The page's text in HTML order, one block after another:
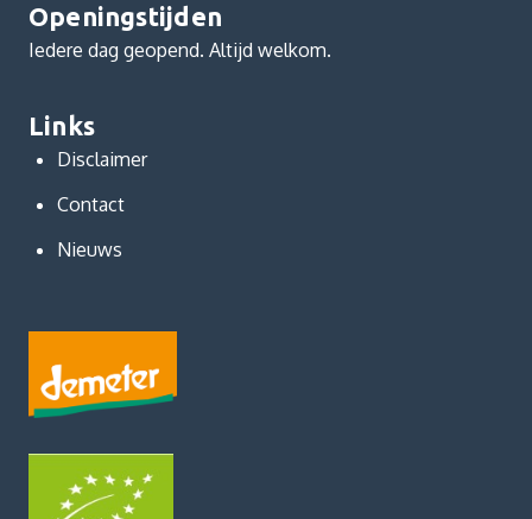
Openingstijden
Iedere dag geopend. Altijd welkom.
Links
Disclaimer
Contact
Nieuws